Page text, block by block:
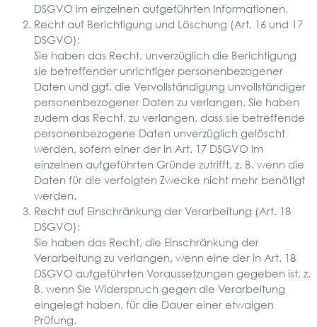
DSGVO im einzelnen aufgeführten Informationen.
Recht auf Berichtigung und Löschung (Art. 16 und 17
DSGVO):
Sie haben das Recht, unverzüglich die Berichtigung
sie betreffender unrichtiger personenbezogener
Daten und ggf. die Vervollständigung unvollständiger
personenbezogener Daten zu verlangen. Sie haben
zudem das Recht, zu verlangen, dass sie betreffende
personenbezogene Daten unverzüglich gelöscht
werden, sofern einer der in Art. 17 DSGVO im
einzelnen aufgeführten Gründe zutrifft, z. B. wenn die
Daten für die verfolgten Zwecke nicht mehr benötigt
werden.
Recht auf Einschränkung der Verarbeitung (Art. 18
DSGVO):
Sie haben das Recht, die Einschränkung der
Verarbeitung zu verlangen, wenn eine der in Art. 18
DSGVO aufgeführten Voraussetzungen gegeben ist, z.
B. wenn Sie Widerspruch gegen die Verarbeitung
eingelegt haben, für die Dauer einer etwaigen
Prüfung.